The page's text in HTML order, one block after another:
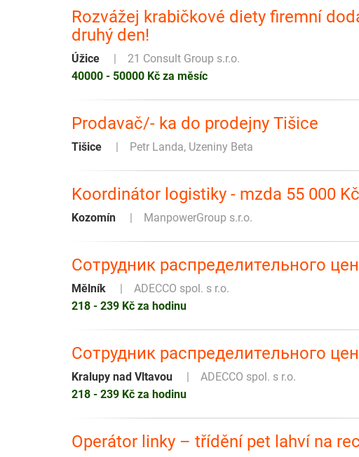
Rozvážej krabičkové diety firemní
druhý den!
Úžice
21 Consult Group s.r.o.
40000 - 50000 Kč za měsíc
Prodavač/- ka do prodejny Tišice
Tišice Petr Landa, Uzeniny Beta
Koordinátor logistiky - mzda 55 000 Kč
Kozomín ManpowerGroup s.r.o.
Сотрудник распределительного
Mělník
ADECCO spol. s r.o.
218 - 239 Kč za hodinu
Сотрудник распределительного
Kralupy nad Vltavou
ADECCO spol. s r.o.
218 - 239 Kč za hodinu
Operátor linky – třídění pet lahví na